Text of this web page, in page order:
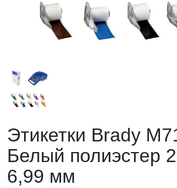
Этикетки Brady
Белый полиэстер
6,99 мм